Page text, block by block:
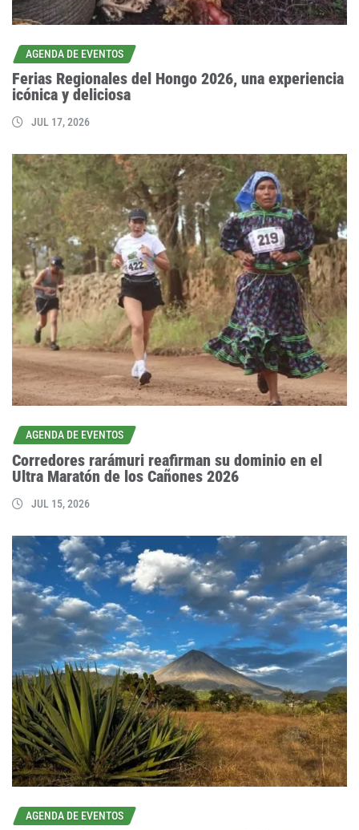
AGENDA DE EVENTOS
Ferias Regionales del Hongo 2026, una experiencia
icónica y deliciosa
JUL 17, 2026
AGENDA DE EVENTOS
Corredores rarámuri reafirman su dominio en el
Ultra Maratón de los Cañones 2026
JUL 15, 2026
AGENDA DE EVENTOS